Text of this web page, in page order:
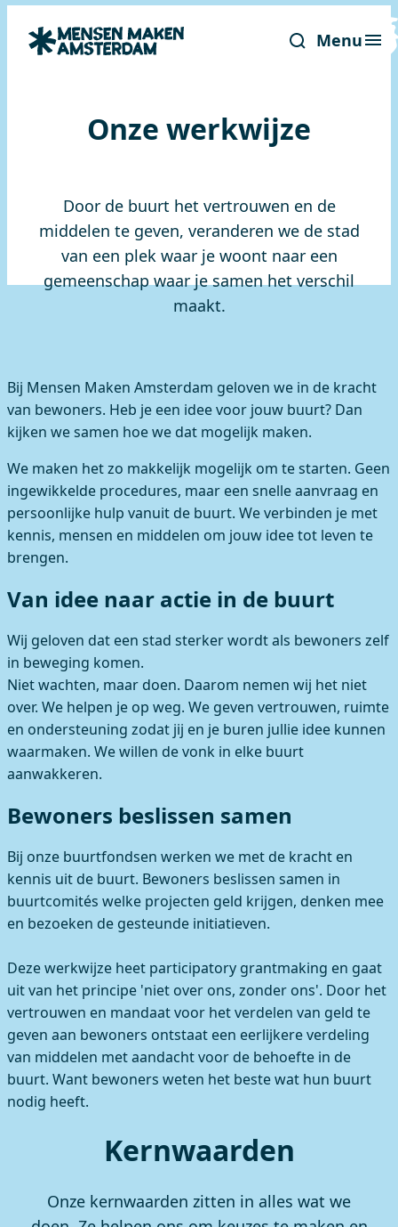
Menu
Onze werkwijze
Door de buurt het vertrouwen en de
middelen te geven, veranderen we de stad
van een plek waar je woont naar een
gemeenschap waar je samen het verschil
maakt.
Bij Mensen Maken Amsterdam geloven we in de kracht
van bewoners. Heb je een idee voor jouw buurt? Dan
kijken we samen hoe we dat mogelijk maken.
We maken het zo makkelijk mogelijk om te starten. Geen
ingewikkelde procedures, maar een snelle aanvraag en
persoonlijke hulp vanuit de buurt. We verbinden je met
kennis, mensen en middelen om jouw idee tot leven te
brengen.
Van idee naar actie in de buurt
Wij geloven dat een stad sterker wordt als bewoners zelf
in beweging komen.
Niet wachten, maar doen. Daarom nemen wij het niet
over. We helpen je op weg. We geven vertrouwen, ruimte
en ondersteuning zodat jij en je buren jullie idee kunnen
waarmaken. We willen de vonk in elke buurt
aanwakkeren.
Bewoners beslissen samen
Bij onze buurtfondsen werken we met de kracht en
kennis uit de buurt. Bewoners beslissen samen in
buurtcomités welke projecten geld krijgen, denken mee
en bezoeken de gesteunde initiatieven.
Deze werkwijze heet participatory grantmaking en gaat
uit van het principe 'niet over ons, zonder ons'. Door het
vertrouwen en mandaat voor het verdelen van geld te
geven aan bewoners ontstaat een eerlijkere verdeling
van middelen met aandacht voor de behoefte in de
buurt. Want bewoners weten het beste wat hun buurt
nodig heeft.
Kernwaarden
Onze kernwaarden zitten in alles wat we